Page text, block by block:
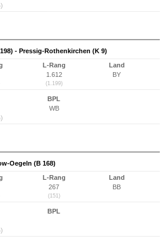
- Pressig-Rothenkirchen (K 9)
L-Rang
1.612
(1.199)
Land
BY
BPL
WB
Oegeln (B 168)
L-Rang
267
(151)
Land
BB
BPL